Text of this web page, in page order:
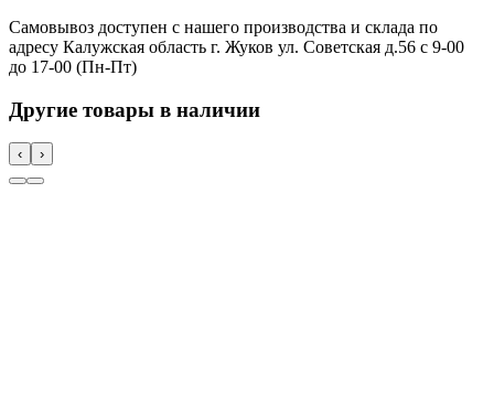
Самовывоз доступен с нашего производства и склада по
адресу Калужская область г. Жуков ул. Советская д.56 с 9-00
до 17-00 (Пн-Пт)
Другие товары в наличии
‹ ›